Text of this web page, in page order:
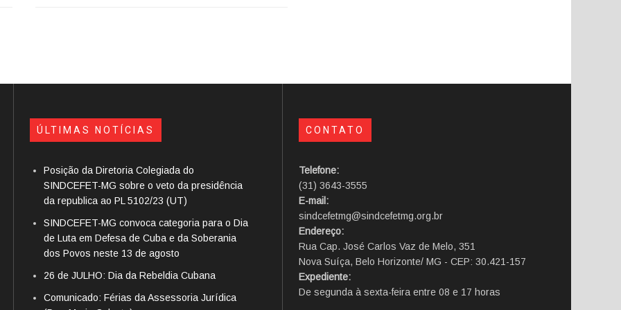
ÚLTIMAS NOTÍCIAS
Posição da Diretoria Colegiada do
SINDCEFET-MG sobre o veto da presidência
da republica ao PL 5102/23 (UT)
SINDCEFET-MG convoca categoria para o Dia
de Luta em Defesa de Cuba e da Soberania
dos Povos neste 13 de agosto
26 de JULHO: Dia da Rebeldia Cubana
Comunicado: Férias da Assessoria Jurídica
CONTATO
Telefone:
(31) 3643-3555
E-mail:
sindcefetmg@sindcefetmg.org.br
Endereço:
Rua Cap. José Carlos Vaz de Melo, 351
Nova Suíça, Belo Horizonte/ MG - CEP: 30.421-157
Expediente:
De segunda à sexta-feira entre 08 e 17 horas